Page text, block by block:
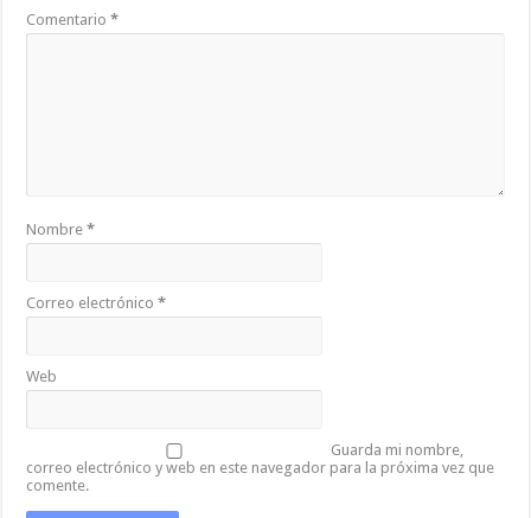
Comentario*
Nombre*
Correo electrónico*
Web
Guarda mi nombre,
correo electrónico y web en este navegador para la próxima vez que
comente.